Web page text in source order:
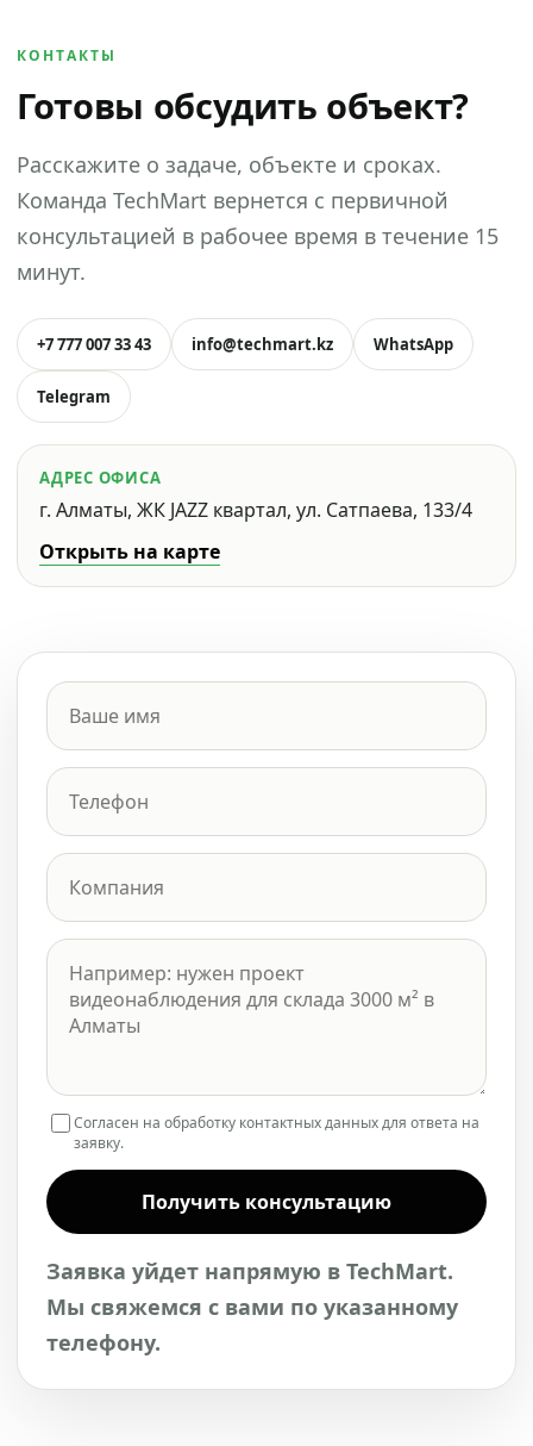
КОНТАКТЫ
Готовы обсудить объект?
Расскажите о задаче, объекте и сроках.
Команда TechMart вернется с первичной
консультацией в рабочее время в течение 15
минут.
+7 777 007 33 43 info@techmart.kz WhatsApp
Telegram
АДРЕС ОФИСА
г. Алматы, ЖК JAZZ квартал, ул. Сатпаева, 133/4
Открыть на карте
Согласен на обработку контактных данных для ответа на
заявку.
Получить консультацию
Заявка уйдет напрямую в TechMart.
Мы свяжемся с вами по указанному
телефону.